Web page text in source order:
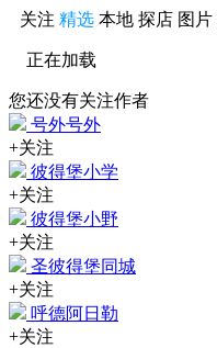
关注 精选 本地 探店 图片
正在加载
您还没有关注作者
号外号外
+关注
彼得堡小学
+关注
彼得堡小野
+关注
圣彼得堡同城
+关注
呼德阿日勒
+关注